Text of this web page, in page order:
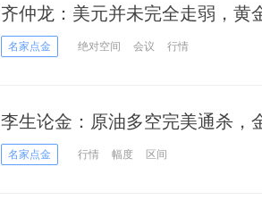
齐仲龙：美元并未完全走弱，黄
名家点金 绝对空间 会议 行情
李生论金：原油多空完美通杀，
名家点金 行情 幅度 区间